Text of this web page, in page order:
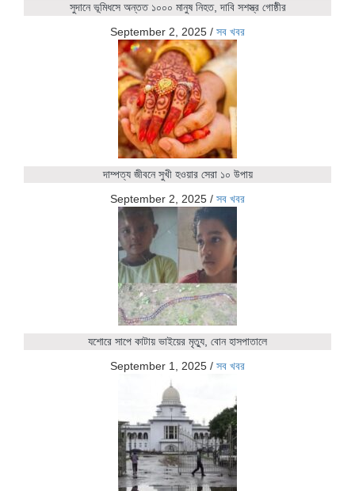
সুদানে ভূমিধসে অন্তত ১০০০ মানুষ নিহত, দাবি সশস্ত্র গোষ্ঠীর
September 2, 2025 / সব খবর
দাম্পত্য জীবনে সুখী হওয়ার সেরা ১০ উপায়
September 2, 2025 / সব খবর
যশোরে সাপে কাটায় ভাইয়ের মৃত্যু, বোন হাসপাতালে
September 1, 2025 / সব খবর